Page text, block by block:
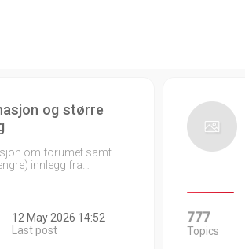
og større
om forumet samt
innlegg fra…
12 May 2026 14:52
Last post
777
Topics